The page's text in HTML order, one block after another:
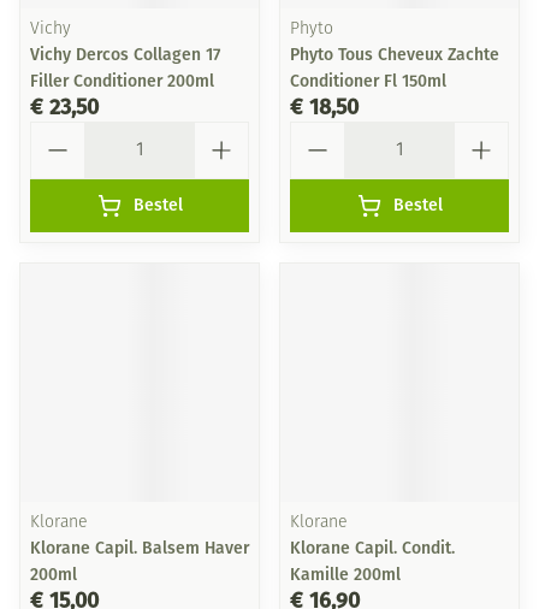
Vichy
Vichy Dercos Collagen 17
Filler Conditioner 200ml
€ 23,50
Bestel
Phyto
Phyto Tous Cheveux Zachte
Conditioner Fl 150ml
€ 18,50
Bestel
Klorane
Klorane Capil. Balsem Haver
200ml
€ 15,00
Klorane
Klorane Capil. Condit.
Kamille 200ml
€ 16,90